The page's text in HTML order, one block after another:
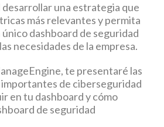
desarrollar una estrategia que
más relevantes y permita
dashboard de seguridad
necesidades de la empresa.
te presentaré las
de ciberseguridad
en tu dashboard y cómo
de seguridad